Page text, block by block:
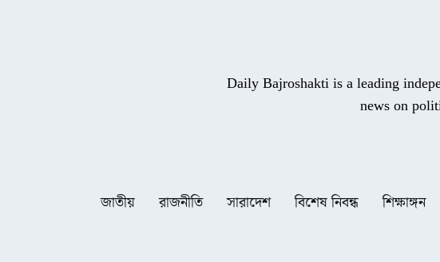
Daily Bajroshakti is a leading
news on
জাতীয় রাজনীতি সারাদেশ বিশেষ নিবন্ধ শিক্ষাঙ্গন